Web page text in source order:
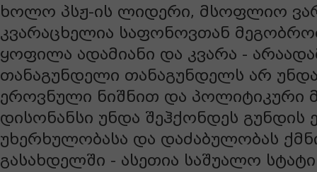
ხოლო პსჟ-ის ლიდერი, მსოფლიო
კვარაცხელია საფონოვთან
ყოფილა ადამიანი და კვარა -
თანაგუნდელი თანაგუნდელს არ
ეროვნული ნიშნით და პოლიტიკური
დისონანსი უნდა შეჰქონდეს გუნდის
უხერხულობასა და დაძაბულობას
გასახდელში - ასეთია საშუალო